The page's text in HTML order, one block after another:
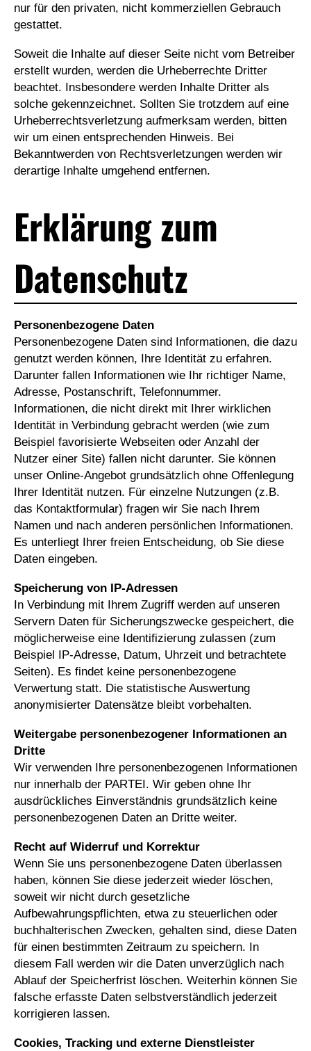
nur für den privaten, nicht kommerziellen Gebrauch
gestattet.
Soweit die Inhalte auf dieser Seite nicht vom Betreiber
erstellt wurden, werden die Urheberrechte Dritter
beachtet. Insbesondere werden Inhalte Dritter als
solche gekennzeichnet. Sollten Sie trotzdem auf eine
Urheberrechtsverletzung aufmerksam werden, bitten
wir um einen entsprechenden Hinweis. Bei
Bekanntwerden von Rechtsverletzungen werden wir
derartige Inhalte umgehend entfernen.
Erklärung zum
Datenschutz
Personenbezogene Daten
Personenbezogene Daten sind Informationen, die dazu
genutzt werden können, Ihre Identität zu erfahren.
Darunter fallen Informationen wie Ihr richtiger Name,
Adresse, Postanschrift, Telefonnummer.
Informationen, die nicht direkt mit Ihrer wirklichen
Identität in Verbindung gebracht werden (wie zum
Beispiel favorisierte Webseiten oder Anzahl der
Nutzer einer Site) fallen nicht darunter. Sie können
unser Online-Angebot grundsätzlich ohne Offenlegung
Ihrer Identität nutzen. Für einzelne Nutzungen (z.B.
das Kontaktformular) fragen wir Sie nach Ihrem
Namen und nach anderen persönlichen Informationen.
Es unterliegt Ihrer freien Entscheidung, ob Sie diese
Daten eingeben.
Speicherung von IP-Adressen
In Verbindung mit Ihrem Zugriff werden auf unseren
Servern Daten für Sicherungszwecke gespeichert, die
möglicherweise eine Identifizierung zulassen (zum
Beispiel IP-Adresse, Datum, Uhrzeit und betrachtete
Seiten). Es findet keine personenbezogene
Verwertung statt. Die statistische Auswertung
anonymisierter Datensätze bleibt vorbehalten.
Weitergabe personenbezogener Informationen an
Dritte
Wir verwenden Ihre personenbezogenen Informationen
nur innerhalb der PARTEI. Wir geben ohne Ihr
ausdrückliches Einverständnis grundsätzlich keine
personenbezogenen Daten an Dritte weiter.
Recht auf Widerruf und Korrektur
Wenn Sie uns personenbezogene Daten überlassen
haben, können Sie diese jederzeit wieder löschen,
soweit wir nicht durch gesetzliche
Aufbewahrungspflichten, etwa zu steuerlichen oder
buchhalterischen Zwecken, gehalten sind, diese Daten
für einen bestimmten Zeitraum zu speichern. In
diesem Fall werden wir die Daten unverzüglich nach
Ablauf der Speicherfrist löschen. Weiterhin können Sie
falsche erfasste Daten selbstverständlich jederzeit
korrigieren lassen.
Cookies, Tracking und externe Dienstleister